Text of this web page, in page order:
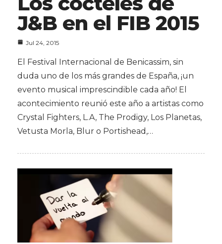
J&B en el FIB 2015
Jul 24, 2015
El Festival Internacional de Benicassim, sin
duda uno de los más grandes de España, ¡un
evento musical imprescindible cada año! El
acontecimiento reunió este año a artistas como
Crystal Fighters, L.A, The Prodigy, Los Planetas,
Vetusta Morla, Blur o Portishead,…